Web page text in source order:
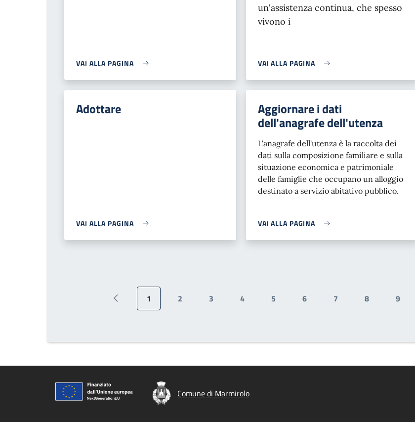
VAI ALLA PAGINA
un'assistenza continua, che spesso
vivono i
VAI ALLA PAGINA
Adottare
VAI ALLA PAGINA
Aggiornare i dati
dell'anagrafe dell'utenza
L'anagrafe dell'utenza è la raccolta dei
dati sulla composizione familiare e sulla
situazione economica e patrimoniale
delle famiglie che occupano un alloggio
destinato a servizio abitativo pubblico.
VAI ALLA PAGINA
Pagina precedente
Pagina attuale
1
Pagina
2
Pagina
3
Pagina
4
Pagina
5
Pagina
6
Pagina
7
Pagina
8
Pagina
9
Comune di Marmirolo